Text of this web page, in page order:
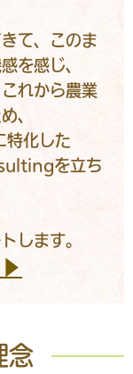
て、このま
を感じ、
れから農業
、
化した
を立ち
します。
▶
念